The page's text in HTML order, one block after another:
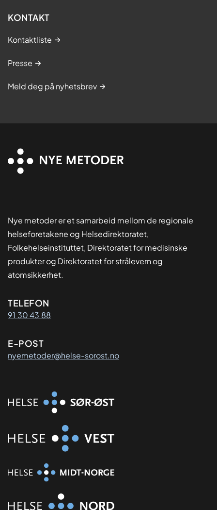
KONTAKT
Kontaktliste
Presse
Meld deg på nyhetsbrev
Nye metoder er et samarbeid mellom de regionale
helseforetakene og Helsedirektoratet,
Folkehelseinstituttet, Direktoratet for medisinske
produkter og Direktoratet for strålevern og
atomsikkerhet.
Kontaktinformasjon
TELEFON
91 30 43 88
E-POST
nyemetoder@helse-sorost.no
Organisasjon